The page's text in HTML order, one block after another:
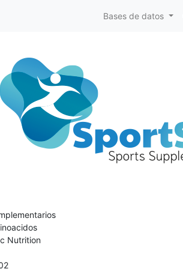
Bases de datos
Nutrition